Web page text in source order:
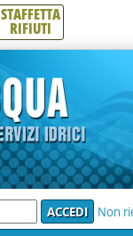
STAFFETTA
RIFIUTI
Non